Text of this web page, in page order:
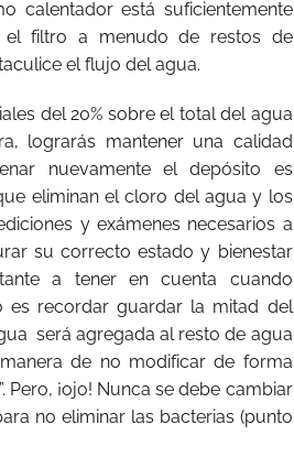
calentador está suficientemente
el filtro a menudo de restos de
el flujo del agua.
del 20% sobre el total del agua
lograrás mantener una calidad
nuevamente el depósito es
eliminan el cloro del agua y los
y exámenes necesarios a
su correcto estado y bienestar
a tener en cuenta cuando
es recordar guardar la mitad del
será agregada al resto de agua
de no modificar de forma
Pero, ¡ojo! Nunca se debe cambiar
no eliminar las bacterias (punto